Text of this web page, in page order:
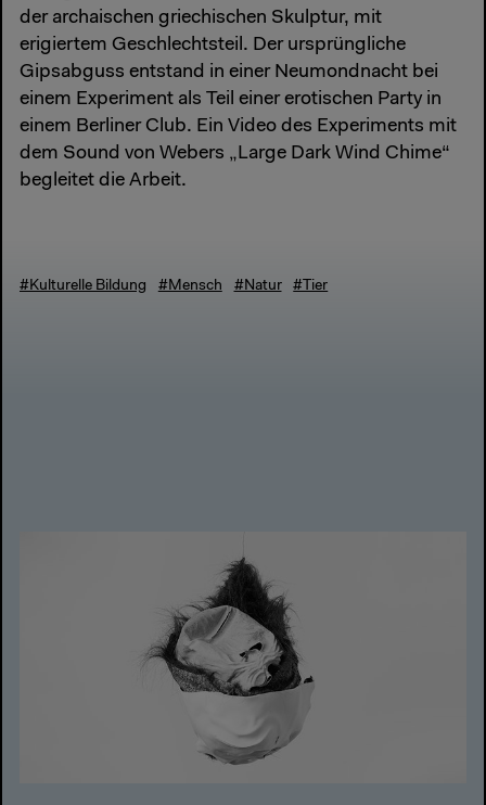
der archaischen griechischen Skulptur, mit
erigiertem Geschlechtsteil. Der ursprüngliche
Gipsabguss entstand in einer Neumondnacht bei
einem Experiment als Teil einer erotischen Party in
einem Berliner Club. Ein Video des Experiments mit
dem Sound von Webers „Large Dark Wind Chime“
begleitet die Arbeit.
#Kulturelle Bildung #Mensch #Natur #Tier